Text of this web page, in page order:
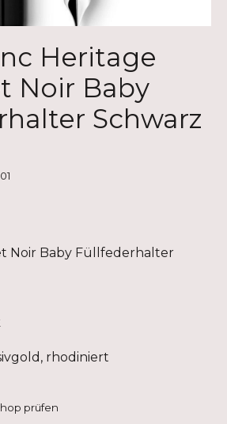
Heritage
Noir Baby
Schwarz
Noir Baby Füllfederhalter
rhodiniert
prüfen